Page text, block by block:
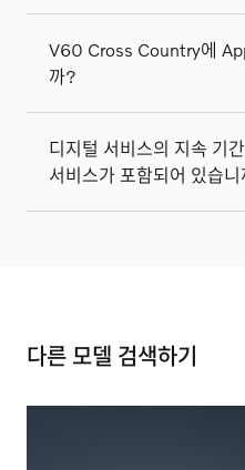
V60 Cross Country에
까?
디지털 서비스의 지속 기
서비스가 포함되어 있습
다른 모델 검색하기